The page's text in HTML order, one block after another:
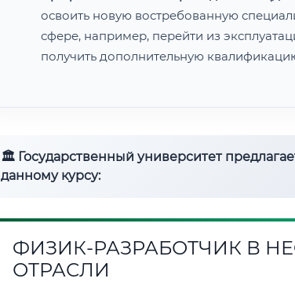
освоить новую востребованную
сфере, например, перейти из
получить дополнительную
🏛 Государственный университет
данному курсу:
ФИЗИК-РАЗРАБОТЧИК В
ОТРАСЛИ